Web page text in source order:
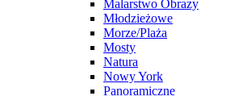
Malarstwo Obrazy
Młodzieżowe
Morze/Plaża
Mosty
Natura
Nowy York
Panoramiczne